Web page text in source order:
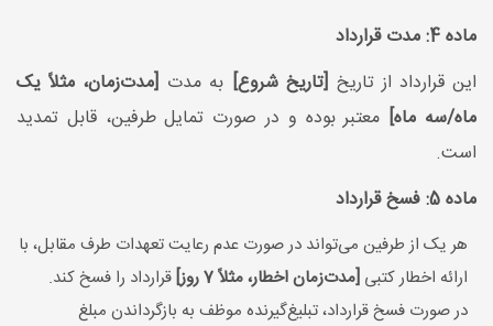
ماده 4: مدت قرارداد
این قرارداد از تاریخ [تاریخ شروع] به مدت [مدت‌زمان، مثلاً یک
ماه/سه ماه] معتبر بوده و در صورت تمایل طرفین، قابل تمدید
است.
ماده 5: فسخ قرارداد
هر یک از طرفین می‌تواند در صورت عدم رعایت تعهدات طرف مقابل، با
ارائه اخطار کتبی [مدت‌زمان اخطار، مثلاً 7 روز]
قرارداد را فسخ کند.
در صورت فسخ قرارداد، تبلیغ‌گیرنده موظف به بازگرداندن مبلغ